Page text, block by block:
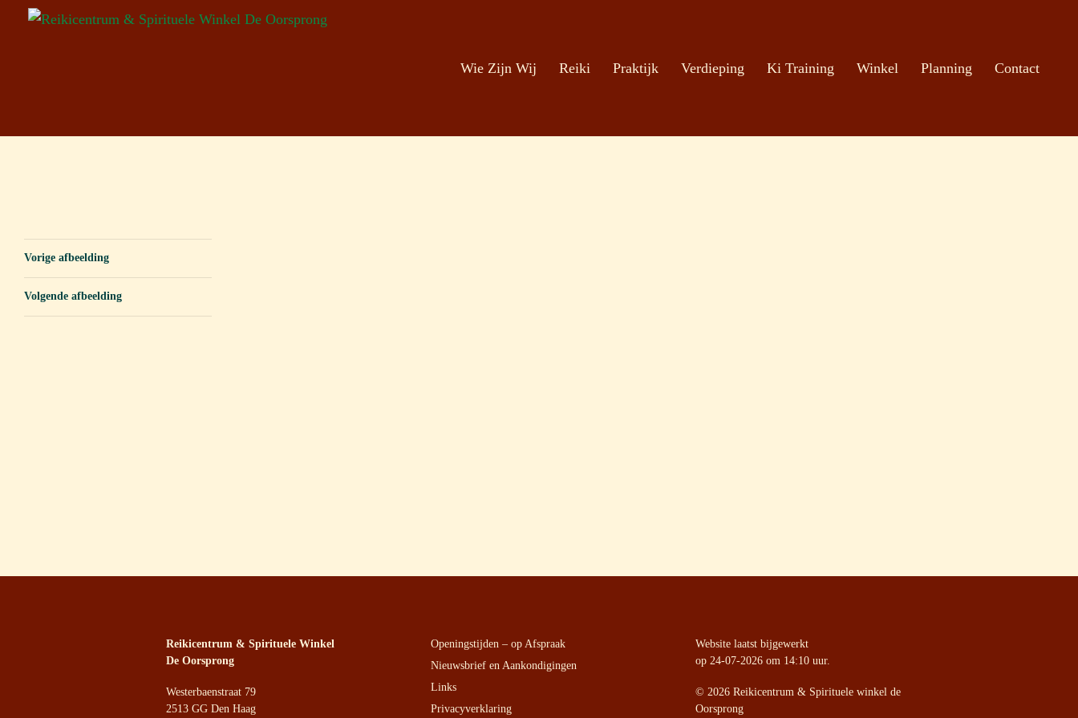
Ga naar de inhoud
Wie Zijn Wij Reiki Praktijk Verdieping Ki Training Winkel Planning Contact
Vorige afbeelding
Volgende afbeelding
Reikicentrum & Spirituele Winkel
De Oorsprong
Westerbaenstraat 79
2513 GG Den Haag
Openingstijden – op Afspraak
Nieuwsbrief en Aankondigingen
Links
Privacyverklaring
Website laatst bijgewerkt
op 24-07-2026 om 14:10 uur.
© 2026 Reikicentrum & Spirituele winkel de
Oorsprong